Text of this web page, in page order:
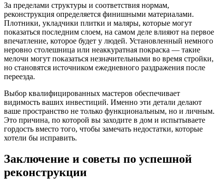
За пределами структуры и соответствия нормам,
реконструкция определяется финишными материалами.
Плотники, укладчики плитки и маляры, которые могут
показаться последним слоем, на самом деле влияют на первое
впечатление, которое будет у людей. Установленный немного
неровно столешница или неаккуратная покраска — такие
мелочи могут показаться незначительными во время стройки,
но становятся источником ежедневного раздражения после
переезда.
Выбор квалифицированных мастеров обеспечивает
видимость ваших инвестиций. Именно эти детали делают
ваше пространство не только функциональным, но и личным.
Это причина, по которой вы заходите в дом и испытываете
гордость вместо того, чтобы замечать недостатки, которые
хотели бы исправить.
Заключение и советы по успешной
реконструкции